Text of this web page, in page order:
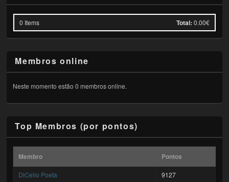
0 Items Total: 0.00€
Membros online
Neste momento estão 0 membros online.
Top Membros (por pontos)
Membro Pontos
DiCello Poeta
9127